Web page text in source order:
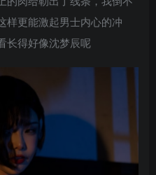
样更能激起男士内心的冲
长得好像沈梦辰呢